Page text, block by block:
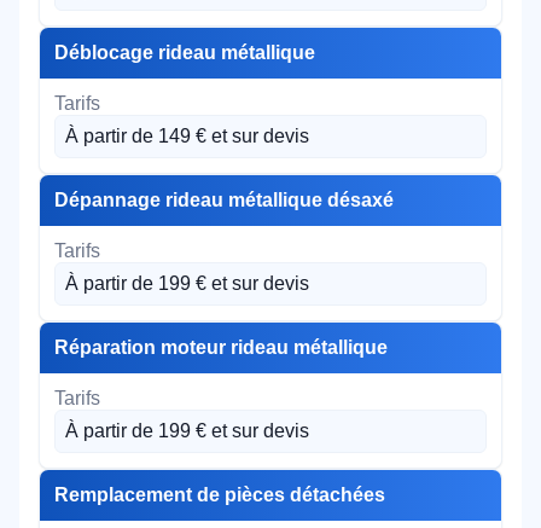
Déblocage rideau métallique
À partir de 149 € et sur devis
Dépannage rideau métallique désaxé
À partir de 199 € et sur devis
Réparation moteur rideau métallique
À partir de 199 € et sur devis
Remplacement de pièces détachées